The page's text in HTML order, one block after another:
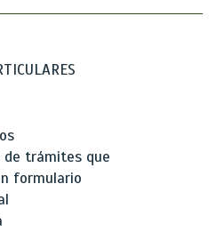
de trámites que
formulario